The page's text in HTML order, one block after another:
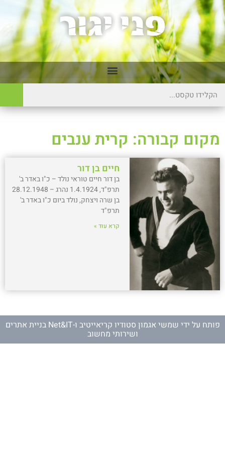
מקום קבורה: קרית ענבים
חיים בן דור
בן דור חיים טוראי נולד – כ"ו באדר ב'
תרפ"ד, 1.4.1924 נהרג – 28.12.1948
בן שרה ויצחק, נולד ביום כ"ו באדר ב'
תרפ"ד
קרא עוד »
פותח על ידי שמשי אגמון סטודיו קריאייטיב ו- Net&IT בניית אתרים
ושירותי מחשוב